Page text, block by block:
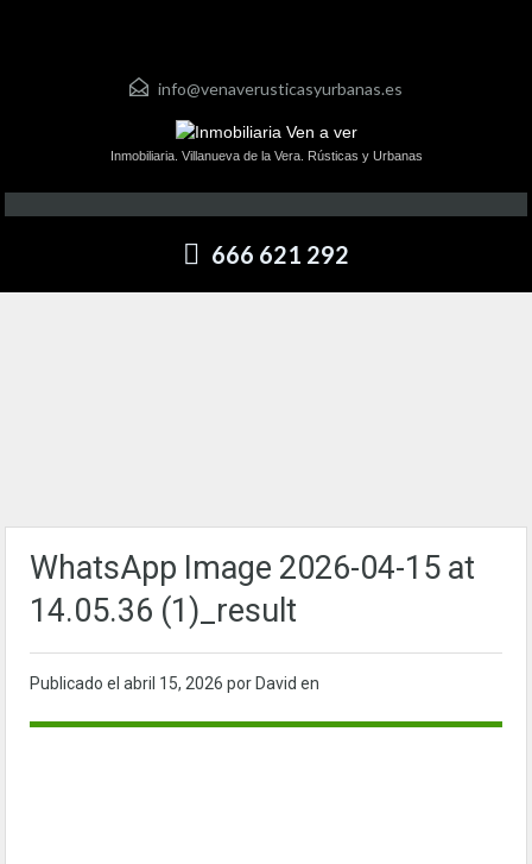
info@venaverusticasyurbanas.es
Inmobiliaria. Villanueva de la Vera. Rústicas y Urbanas
666 621 292
WhatsApp Image 2026-04-15 at
14.05.36 (1)_result
Publicado el abril 15, 2026 por David en